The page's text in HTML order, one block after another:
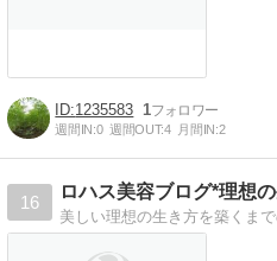
1235583 1
週間IN:0 週間OUT:4 月間IN:2
16
ロハス美容ブログ*理想